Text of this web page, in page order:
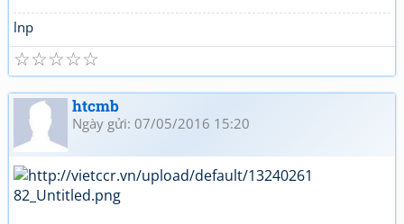
lnp
☆
☆
☆
☆
☆
htcmb
Ngày gửi: 07/05/2016 15:20